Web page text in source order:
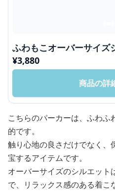
ふわもこオーバーサイズ
¥3,880
商品の詳
こちらのパーカーは、ふわ
的です。
触り心地の良さだけでなく、
宝するアイテムです。
オーバーサイズのシルエット
で、リラックス感のある着こ